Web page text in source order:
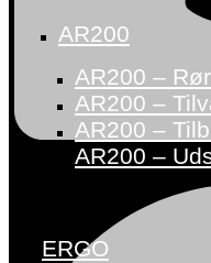
AR200
AR200 –
AR200 –
AR200 –
AR200 –
ERGO